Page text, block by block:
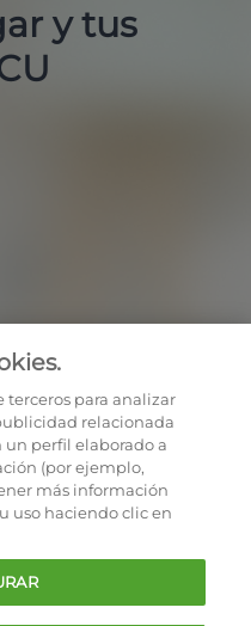
y tus
terceros para analizar
relacionada
un perfil elaborado a
(por ejemplo,
más información
uso haciendo clic en